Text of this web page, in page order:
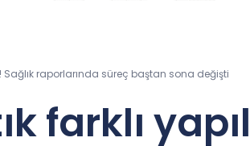
Sağlık raporlarında süreç baştan sona değişti
farklı